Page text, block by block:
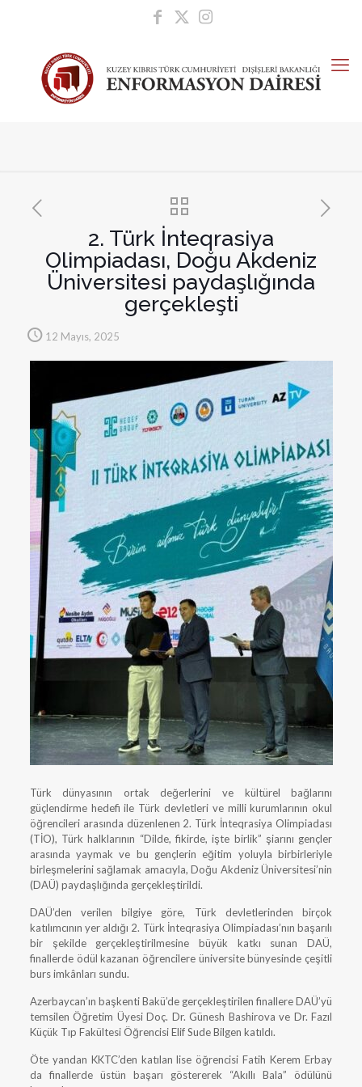
2. Türk İnteqrasiya
Olimpiadası, Doğu Akdeniz
Üniversitesi paydaşlığında
gerçekleşti
12 Mayıs, 2025
Türk dünyasının ortak değerlerini ve kültürel bağlarını
güçlendirme hedefi ile Türk devletleri ve milli kurumlarının okul
öğrencileri arasında düzenlenen 2. Türk İnteqrasiya Olimpiadası
(TİO), Türk halklarının “Dilde, fikirde, işte birlik” şiarını gençler
arasında yaymak ve bu gençlerin eğitim yoluyla birbirleriyle
birleşmelerini sağlamak amacıyla, Doğu Akdeniz Üniversitesi’nin
(DAÜ) paydaşlığında gerçekleştirildi.
DAÜ’den verilen bilgiye göre, Türk devletlerinden birçok
katılımcının yer aldığı 2. Türk İnteqrasiya Olimpiadası’nın başarılı
bir şekilde gerçekleştirilmesine büyük katkı sunan DAÜ,
finallerde ödül kazanan öğrencilere üniversite bünyesinde çeşitli
burs imkânları sundu.
Azerbaycan’ın başkenti Bakü’de gerçekleştirilen finallere DAÜ’yü
temsilen Öğretim Üyesi Doç. Dr. Günesh Bashirova ve Dr. Fazıl
Küçük Tıp Fakültesi Öğrencisi Elif Sude Bilgen katıldı.
Öte yandan KKTC’den katılan lise öğrencisi Fatih Kerem Erbay
da finallerde üstün başarı göstererek “Akıllı Bala” ödülünü